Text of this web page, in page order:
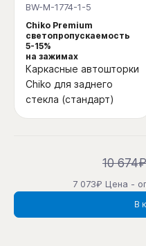
BW-M-1774-1-5
Chiko Premium
светопропускаемость
5-15%
на зажимах
Каркасные автошторки
Chiko для заднего
стекла (стандарт)
10 674₽
7 073₽ Цена -
В